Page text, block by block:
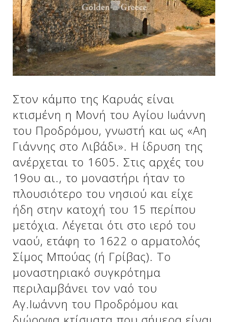
Δείτε μας:
Δείτε μας:
Δείτε μας:
Δείτε μας:
Δείτε μας:
Δείτε μας:
Δείτε μας:
Δείτε μας:
Δείτε μας:
Δείτε μας:
Δείτε μας:
Δείτε μας:
Στον κάμπο της Καρυάς είναι
κτισμένη η Μονή του Αγίου Ιωάννη
του Προδρόμου, γνωστή και ως «Αη
Γιάννης στο Λιβάδι». Η ίδρυση της
ανέρχεται το 1605. Στις αρχές του
19ου αι., το μοναστήρι ήταν το
πλουσιότερο του νησιού και είχε
ήδη στην κατοχή του 15 περίπου
μετόχια. Λέγεται ότι στο ιερό του
ναού, ετάφη το 1622 ο αρματολός
Σίμος Μπούας (ή Γρίβας). Το
μοναστηριακό συγκρότημα
περιλαμβάνει τον ναό του
Αγ.Ιωάννη του Προδρόμου και